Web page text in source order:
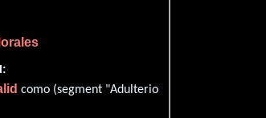
como (segment "Adulterio